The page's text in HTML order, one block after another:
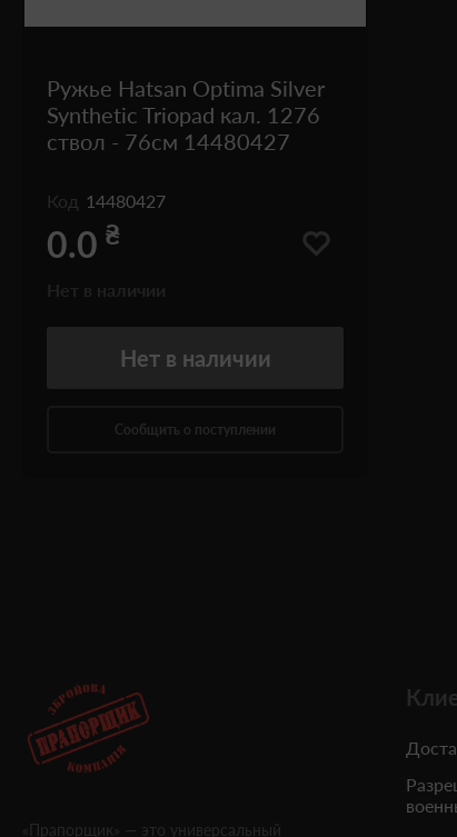
Ружье Hatsan Optima Silver
Synthetic Triopad кал. 1276
ствол - 76см 14480427
Код 14480427
0.0 ₴
Нет в наличии
Сообщить о поступлении
«Прапорщик» — это универсальный